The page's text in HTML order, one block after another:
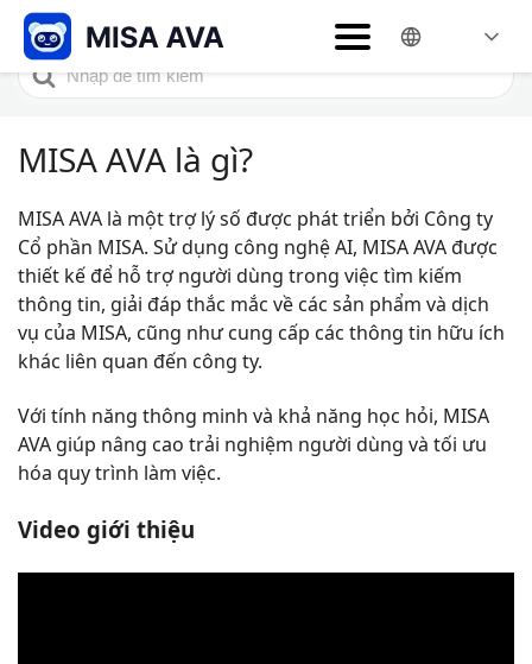
Home Câu hỏi thường gặp MISA AVA là gì?
Search
For
MISA AVA là gì?
MISA AVA là một trợ lý số được phát triển bởi Công ty
Cổ phần MISA. Sử dụng công nghệ AI, MISA AVA được
thiết kế để hỗ trợ người dùng trong việc tìm kiếm
thông tin, giải đáp thắc mắc về các sản phẩm và dịch
vụ của MISA, cũng như cung cấp các thông tin hữu ích
khác liên quan đến công ty.
Với tính năng thông minh và khả năng học hỏi, MISA
AVA giúp nâng cao trải nghiệm người dùng và tối ưu
hóa quy trình làm việc.
Video giới thiệu